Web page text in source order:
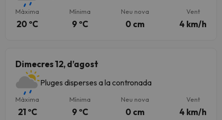
Màxima
20 ºC
Mínima
9 ºC
Neu nova
0 cm
Vent
4 km/h
Dimecres 12, d’agost
Pluges disperses a la contronada
Màxima
21 ºC
Mínima
9 ºC
Neu nova
0 cm
Vent
4 km/h